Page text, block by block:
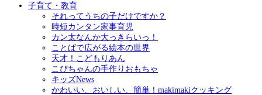
子育て・教育
それってうちの子だけですか？
時短カンタン家事育児
カン太なんか大っきらいっ！
ことばで広がる絵本の世界
天才！こどもりあん
こぴちゃんの手作りおもちゃ
キッズNews
かわいい、おいしい、簡単！makimakiクッキング